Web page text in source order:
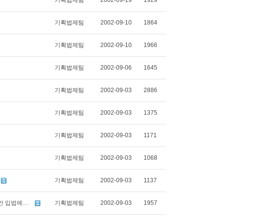
기획법제팀 2002-09-10 1864
기획법제팀 2002-09-10 1966
기획법제팀 2002-09-06 1645
기획법제팀 2002-09-03 2886
기획법제팀 2002-09-03 1375
기획법제팀 2002-09-03 1171
기획법제팀 2002-09-03 1068
기획법제팀 2002-09-03 1137
[입법예고] 건축물의피난.방화구조등의기준에관한규칙개정안 입법예고(6/5) 기획법제팀 2002-09-03 1957